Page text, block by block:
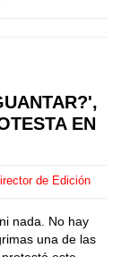
EN
de Edición
nada. No hay
una de las